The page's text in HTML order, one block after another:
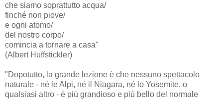
che siamo soprattutto acqua/
finché non piove/
e ogni atomo/
del nostro corpo/
comincia a tornare a casa"
(Albert Huffstickler)
"Dopotutto, la grande lezione è che nessuno spettacolo
naturale - né le Alpi, né il Niagara, né lo Yosemite, o
qualsiasi altro - è più grandioso e più bello del normale